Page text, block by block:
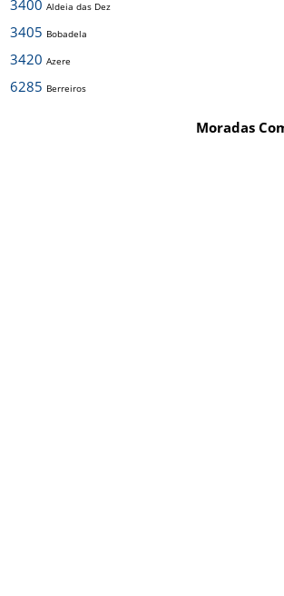
3400 Aldeia das Dez
3405 Bobadela
3420 Azere
6285 Berreiros
Moradas